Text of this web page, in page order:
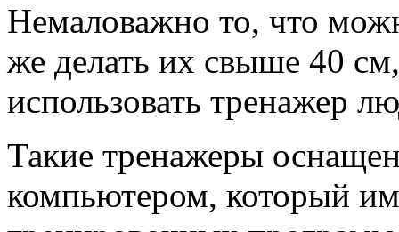
Немаловажно то, что
же делать их свыше 40
использовать тренажер
Такие тренажеры
компьютером, который